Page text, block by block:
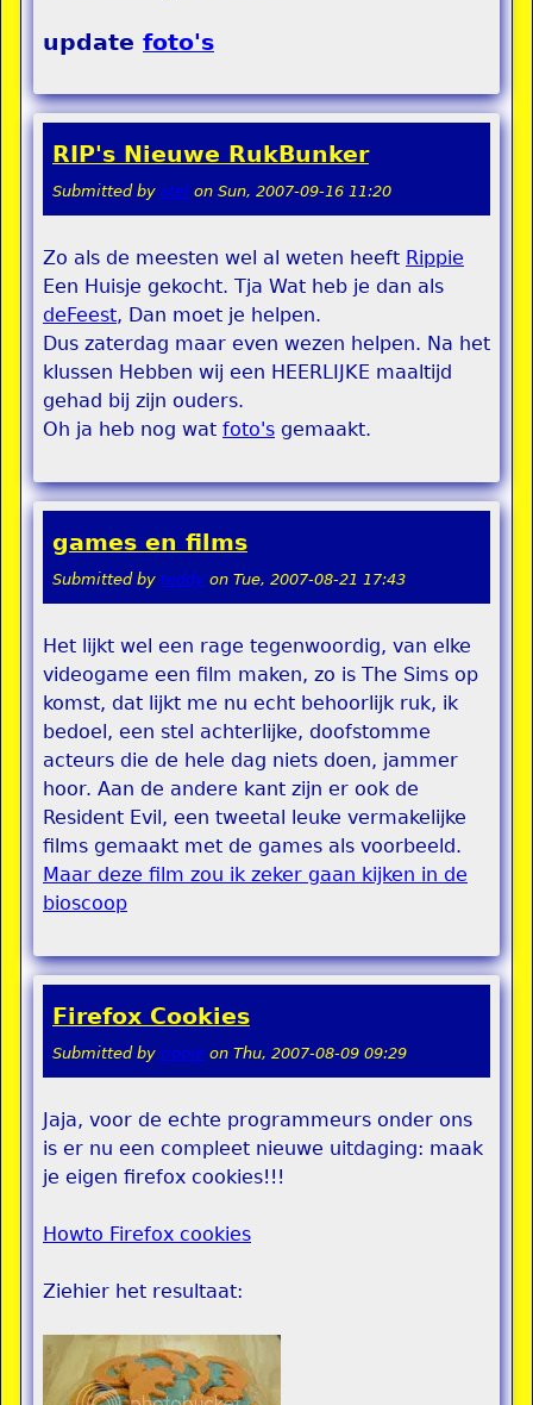
update foto's
RIP's Nieuwe RukBunker
Submitted by stel on Sun, 2007-09-16 11:20
Zo als de meesten wel al weten heeft Rippie
Een Huisje gekocht. Tja Wat heb je dan als
deFeest, Dan moet je helpen.
Dus zaterdag maar even wezen helpen. Na het
klussen Hebben wij een HEERLIJKE maaltijd
gehad bij zijn ouders.
Oh ja heb nog wat foto's gemaakt.
games en films
Submitted by teddy on Tue, 2007-08-21 17:43
Het lijkt wel een rage tegenwoordig, van elke
videogame een film maken, zo is The Sims op
komst, dat lijkt me nu echt behoorlijk ruk, ik
bedoel, een stel achterlijke, doofstomme
acteurs die de hele dag niets doen, jammer
hoor. Aan de andere kant zijn er ook de
Resident Evil, een tweetal leuke vermakelijke
films gemaakt met de games als voorbeeld.
Maar deze film zou ik zeker gaan kijken in de
bioscoop
Firefox Cookies
Submitted by rippie on Thu, 2007-08-09 09:29
Jaja, voor de echte programmeurs onder ons
is er nu een compleet nieuwe uitdaging: maak
je eigen firefox cookies!!!
Howto Firefox cookies
Ziehier het resultaat: